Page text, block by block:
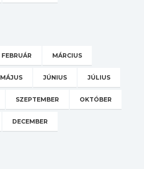
FEBRUÁR MÁRCIUS
MÁJUS JÚNIUS JÚLIUS
SZEPTEMBER OKTÓBER
DECEMBER